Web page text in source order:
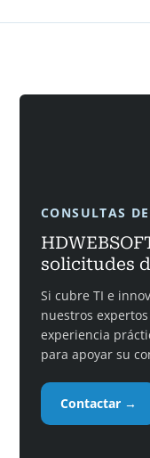
CONSULTAS
solicitudes
Si cubre TI e
nuestros
experiencia
para apoyar su
Contactar →